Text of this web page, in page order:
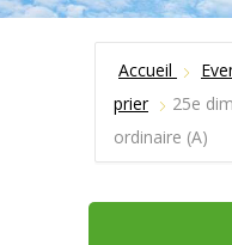
Accueil
prier
25e
ordinaire (A)